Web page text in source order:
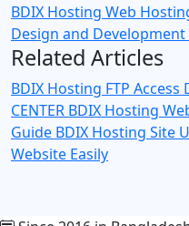
BDIX Hosting Web
Design and Development
Related Articles
BDIX Hosting FTP
CENTER BDIX Hosting
Guide BDIX Hosting Site
Website Easily